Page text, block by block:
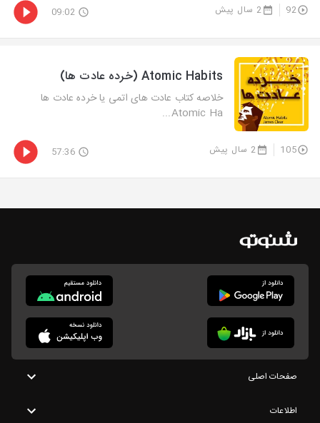
92 2 سال پیش 09:02
Atomic Habits (خرده عادت ها)
خلاصه کتاب عادت های اتمی یا خرده عادت ها
Atomic Ha...
105 2 سال پیش 57:36
صفحات اصلی
اطلاعات